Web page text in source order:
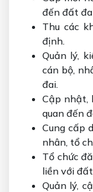
đến đất
Thu các
định.
Quản lý,
cán bộ,
đai.
Cập nhật,
quan đến
Cung cấp
nhân, tổ
Tổ chức
liền với
Quản lý,